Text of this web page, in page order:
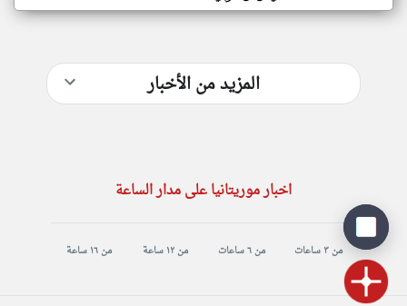
المزيد من الأخبار
اخبار موريتانيا على مدار الساعة
من ٣ ساعات من ٦ ساعات من ١٢ ساعة من ١٦ ساعة